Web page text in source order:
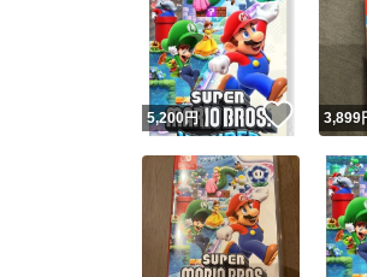
5,200円 いいね
3,899